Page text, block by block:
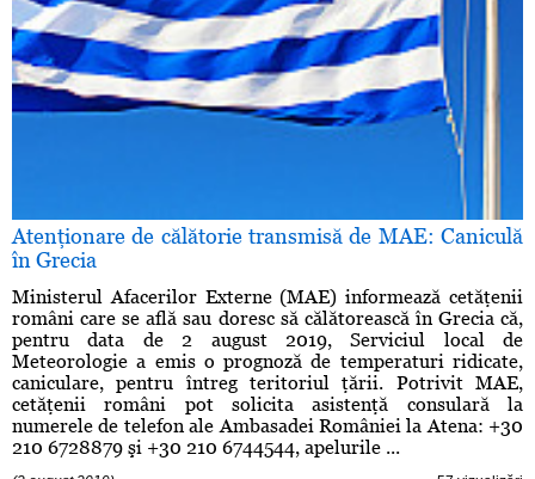
Atenţionare de călătorie transmisă de MAE: Caniculă
în Grecia
Ministerul Afacerilor Externe (MAE) informează cetăţenii
români care se află sau doresc să călătorească în Grecia că,
pentru data de 2 august 2019, Serviciul local de
Meteorologie a emis o prognoză de temperaturi ridicate,
caniculare, pentru întreg teritoriul ţării. Potrivit MAE,
cetăţenii români pot solicita asistenţă consulară la
numerele de telefon ale Ambasadei României la Atena: +30
210 6728879 şi +30 210 6744544, apelurile ...